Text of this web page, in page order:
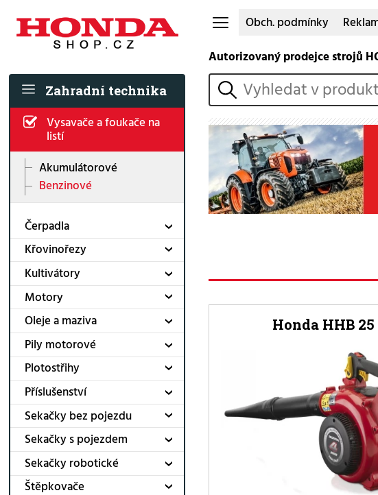
Zahradní technika
Vysavače a foukače na
listí
Akumulátorové
Benzinové
Čerpadla
Křovinořezy
Kultivátory
Motory
Oleje a maziva
Pily motorové
Plotostřihy
Příslušenství
Sekačky bez pojezdu
Sekačky s pojezdem
Sekačky robotické
Štěpkovače
Obch. podmínky
Autorizovaný prodejce strojů
vyhledat
Honda HHB 25